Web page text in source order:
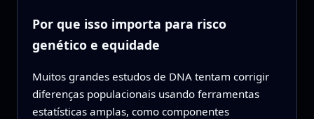
Por que isso importa para risco
genético e equidade
Muitos grandes estudos de DNA tentam corrigir
diferenças populacionais usando ferramentas
estatísticas amplas, como componentes